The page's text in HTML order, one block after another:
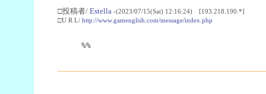
□投稿者/ Estella -(2023/07/15(Sat) 12:16:24) [193.218.190.*]
□U R L/ http://www.gamenglish.com/message/index.php
%%